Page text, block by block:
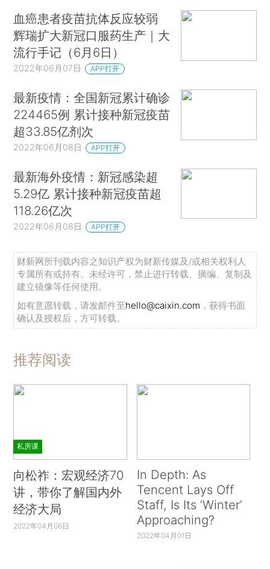
血癌患者疫苗抗体反应较弱
辉瑞扩大新冠口服药生产｜大
流行手记（6月6日）
2022年06月07日 APP打开
最新疫情：全国新冠累计确诊
224465例 累计接种新冠疫苗
超33.85亿剂次
2022年06月08日 APP打开
最新海外疫情：新冠感染超
5.29亿 累计接种新冠疫苗超
118.26亿次
2022年06月08日 APP打开
财新网所刊载内容之知识产权为财新传媒及/或相关权利人
专属所有或持有。未经许可，禁止进行转载、摘编、复制及
建立镜像等任何使用。
如有意愿转载，请发邮件至hello@caixin.com ，获得书面
确认及授权后，方可转载。
推荐阅读
私房课
向松祚：宏观经济70
讲，带你了解国内外
经济大局
2022年04月06日
In Depth: As
Tencent Lays Off
Staff, Is Its ‘Winter’
Approaching?
2022年04月01日